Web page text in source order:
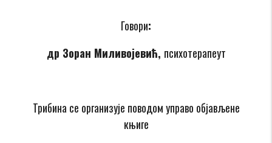
Говори:
др Зоран Миливојевић, психотерапеут
Трибина се организује поводом управо објављене
књиге